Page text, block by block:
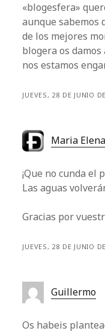
«blogesfera»
aunque sabemos
de los mejores
blogera os
nos estamos
JUEVES, 28 DE JUNIO
Maria
¡Que no cunda el
Las aguas
Gracias por
JUEVES, 28 DE JUNIO
Guillermo
Os habeis